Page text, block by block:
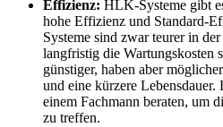
Effizienz: HLK-Systeme gibt
hohe Effizienz und Standard-
Systeme sind zwar teurer in
langfristig die Wartungskosten
günstiger, haben aber
und eine kürzere Lebensdauer.
einem Fachmann beraten, um
zu treffen.